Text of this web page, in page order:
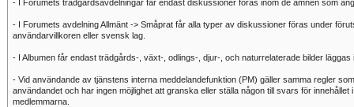
- I Forumets trädgårdsavdelningar får endast diskussioner föras inom de ämnen som
- I Forumets avdelning Allmänt -> Småprat får alla typer av diskussioner föras under
användarvillkoren eller svensk lag.
- I Albumen får endast trädgårds-, växt-, odlings-, djur-, och naturrelaterade bilder läggas
- Vid användande av tjänstens interna meddelandefunktion (PM) gäller samma regler
användandet och har ingen möjlighet att granska eller ställa någon till svars för
medlemmarna.